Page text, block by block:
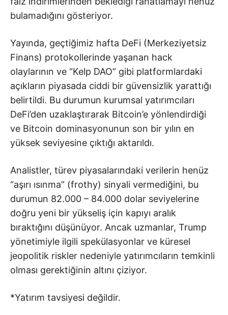
bulamadığını gösteriyor.
Yayında, geçtiğimiz hafta DeFi (Merkeziyetsiz
Finans) protokollerinde yaşanan hack
olaylarının ve “Kelp DAO” gibi platformlardaki
açıkların piyasada ciddi bir güvensizlik yarattığı
belirtildi. Bu durumun kurumsal yatırımcıları
DeFi’den uzaklaştırarak Bitcoin’e yönlendirdiği
ve Bitcoin dominasyonunun son bir yılın en
yüksek seviyesine çıktığı aktarıldı.
Analistler, türev piyasalarındaki verilerin henüz
“aşırı ısınma” (frothy) sinyali vermediğini, bu
durumun 82.000 – 84.000 dolar seviyelerine
doğru yeni bir yükseliş için kapıyı aralık
bıraktığını düşünüyor. Ancak uzmanlar, Trump
yönetimiyle ilgili spekülasyonlar ve küresel
jeopolitik riskler nedeniyle yatırımcıların temkinli
olması gerektiğinin altını çiziyor.
*Yatırım tavsiyesi değildir.